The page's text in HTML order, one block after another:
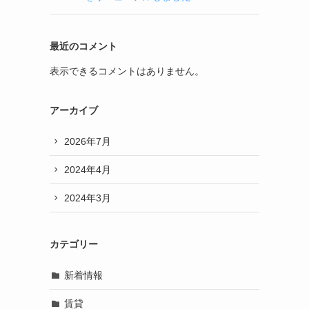
最近のコメント
表示できるコメントはありません。
アーカイブ
2026年7月
2024年4月
2024年3月
カテゴリー
新着情報
賃貸